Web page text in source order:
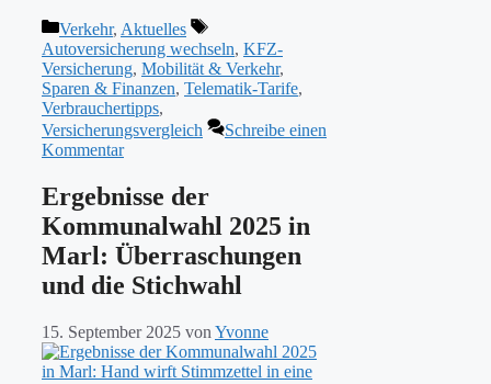
Kategorien
Verkehr, Aktuelles
Schlagwörter
Autoversicherung wechseln, KFZ-
Versicherung, Mobilität & Verkehr,
Sparen & Finanzen, Telematik-Tarife,
Verbrauchertipps,
Versicherungsvergleich
Schreibe einen
Kommentar
Ergebnisse der
Kommunalwahl 2025 in
Marl: Überraschungen
und die Stichwahl
15. September 2025 von Yvonne